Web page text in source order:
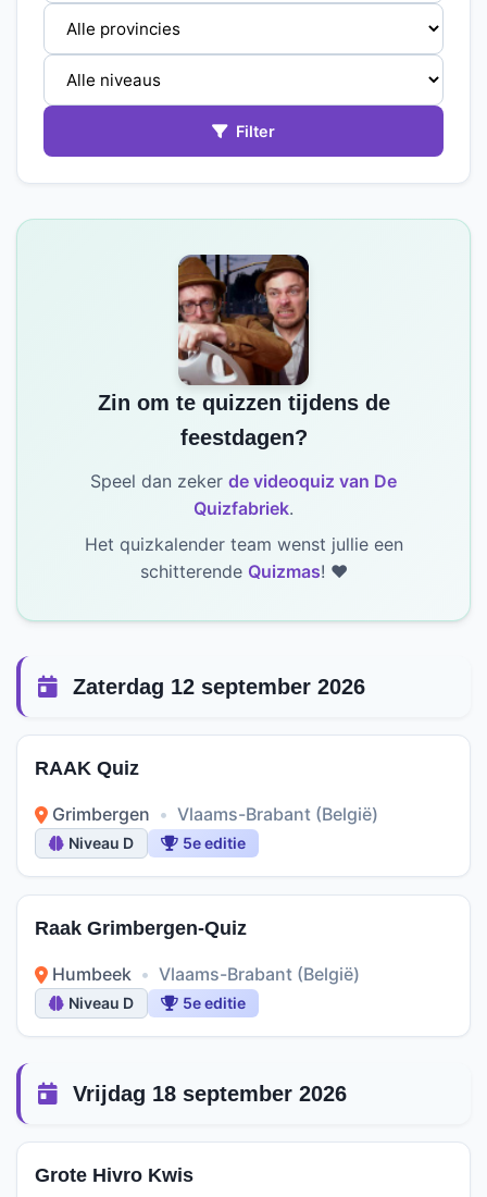
Filter
Zin om te quizzen tijdens de
feestdagen?
Speel dan zeker de videoquiz van De
Quizfabriek.
Het quizkalender team wenst jullie een
schitterende Quizmas! ❤️
Zaterdag 12 september 2026
RAAK Quiz
Grimbergen • Vlaams-Brabant (België)
Niveau D 5e editie
Raak Grimbergen-Quiz
Humbeek • Vlaams-Brabant (België)
Niveau D 5e editie
Vrijdag 18 september 2026
Grote Hivro Kwis